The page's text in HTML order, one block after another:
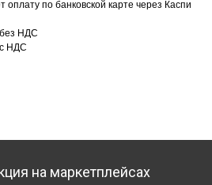
оплату по банковской карте через Каспи
НДС
НДС
на маркетплейсах